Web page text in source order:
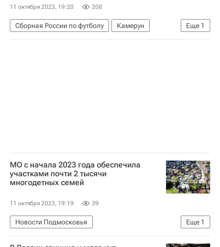
11 октября 2023, 19:20 208
Еще 1
Сборная России по футболу
Камерун
Товарищеские матчи
МО с начала 2023 года обеспечила
участками почти 2 тысячи
многодетных семей
11 октября 2023, 19:19 39
Еще 1
Новости Подмосковья
Московская область (Подмосковье)